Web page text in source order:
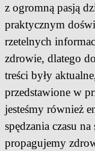
z ogromną pasją
praktycznym
rzetelnych
zdrowie, dlatego
treści były
przedstawione w
jesteśmy również
spędzania czasu
propagujemy